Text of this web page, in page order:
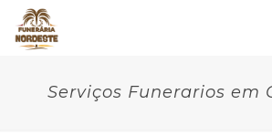
Serviços Funerarios em